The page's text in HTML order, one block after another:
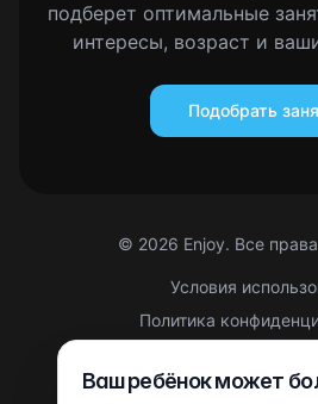
подберет оптимальные
интересы, возраст и
Подобрать
© 2026 Enjoy. Все
Условия
Политика
Партнерская
Ваш ребёнок может